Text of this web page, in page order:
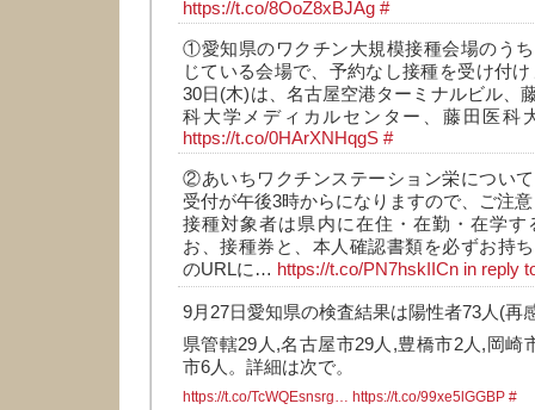
https://t.co/8OoZ8xBJAg #
①愛知県のワクチン大規模接種会場のう
じている会場で、予約なし接種を受け付
30日(木)は、名古屋空港ターミナルビル、
科大学メディカルセンター、藤田医科
https://t.co/0HArXNHqgS #
②あいちワクチンステーション栄につい
受付が午後3時からになりますので、ご注
接種対象者は県内に在住・在勤・在学す
お、接種券と、本人確認書類を必ずお持
のURLに… https://t.co/PN7hskIICn in reply
9月27日愛知県の検査結果は陽性者73人(再
県管轄29人,名古屋市29人,豊橋市2人,岡崎
市6人。詳細は次で。
https://t.co/TcWQEsnsrg… https://t.co/99xe5lGGBP #